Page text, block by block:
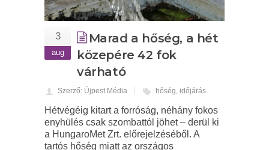
3
aug
Marad a hőség, a hét
közepére 42 fok
várható
Szerző: Újpest Média hőség, időjárás
Hétvégéig kitart a forróság, néhány fokos
enyhülés csak szombattól jöhet – derül ki
a HungaroMet Zrt. előrejelzéséből. A
tartós hőség miatt az országos